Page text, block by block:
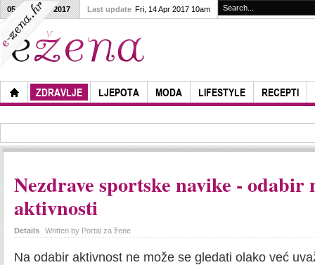
ZDRAVLJE LJEPOTA MODA LIFESTYLE RECEPTI
05 02 2017 Last update Fri, 14 Apr 2017 10am
Nezdrave sportske navike -
aktivnosti
Details Written by Portal za žene
Na odabir aktivnost ne može se gledati olako već